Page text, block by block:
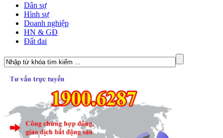
Dân sự
Hình sự
Doanh nghiệp
HN & GĐ
Đất đai